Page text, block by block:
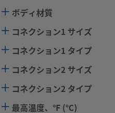
ボディ材質
コネクション1 サイズ
コネクション1 タイプ
コネクション2 サイズ
コネクション2 タイプ
最高温度、°F (°C)